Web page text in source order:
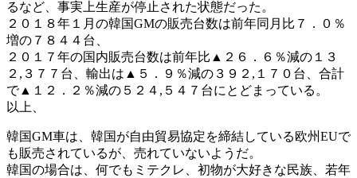
るなど、事実上生産が停止された状態だった。
２０１８年１月の韓国GMの販売台数は前年同月比７．０％
増の７８４４台、
２０１７年の国内販売台数は前年比▲２６．６％減の１３
２,３７７台、輸出は▲５．９％減の３９２,１７０台、合計
で▲１２．２％減の５２４,５４７台にとどまっている。
以上、
韓国GM車は、韓国が自由貿易協定を締結している欧州EUで
も販売されているが、売れていないようだ。
韓国の場合は、何でもミテクレ、初物が大好きな民族、若年